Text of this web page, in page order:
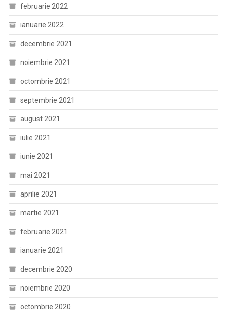
februarie 2022
ianuarie 2022
decembrie 2021
noiembrie 2021
octombrie 2021
septembrie 2021
august 2021
iulie 2021
iunie 2021
mai 2021
aprilie 2021
martie 2021
februarie 2021
ianuarie 2021
decembrie 2020
noiembrie 2020
octombrie 2020